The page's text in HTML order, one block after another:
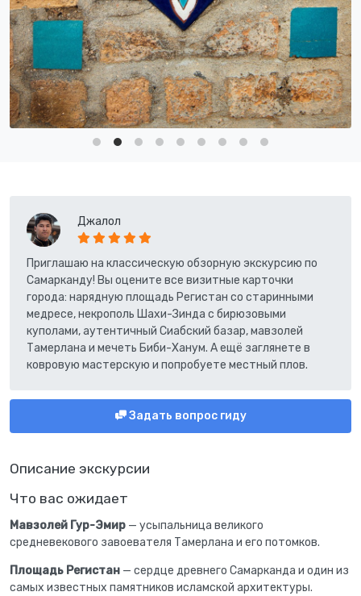
Описание экскурсии
Что вас ожидает
Мавзолей Гур-Эмир — усыпальница великого
средневекового завоевателя Тамерлана и его потомков.
Площадь Регистан — сердце древнего Самарканда и один из
самых известных памятников исламской архитектуры.
Джалол
Приглашаю на классическую обзорную экскурсию по
Самарканду! Вы оцените все визитные карточки
города: нарядную площадь Регистан со старинными
медресе, некрополь Шахи-Зинда с бирюзовыми
куполами, аутентичный Сиабский базар, мавзолей
Тамерлана и мечеть Биби-Ханум. А ещё заглянете в
ковровую мастерскую и попробуете местный плов.
Задать вопрос гиду